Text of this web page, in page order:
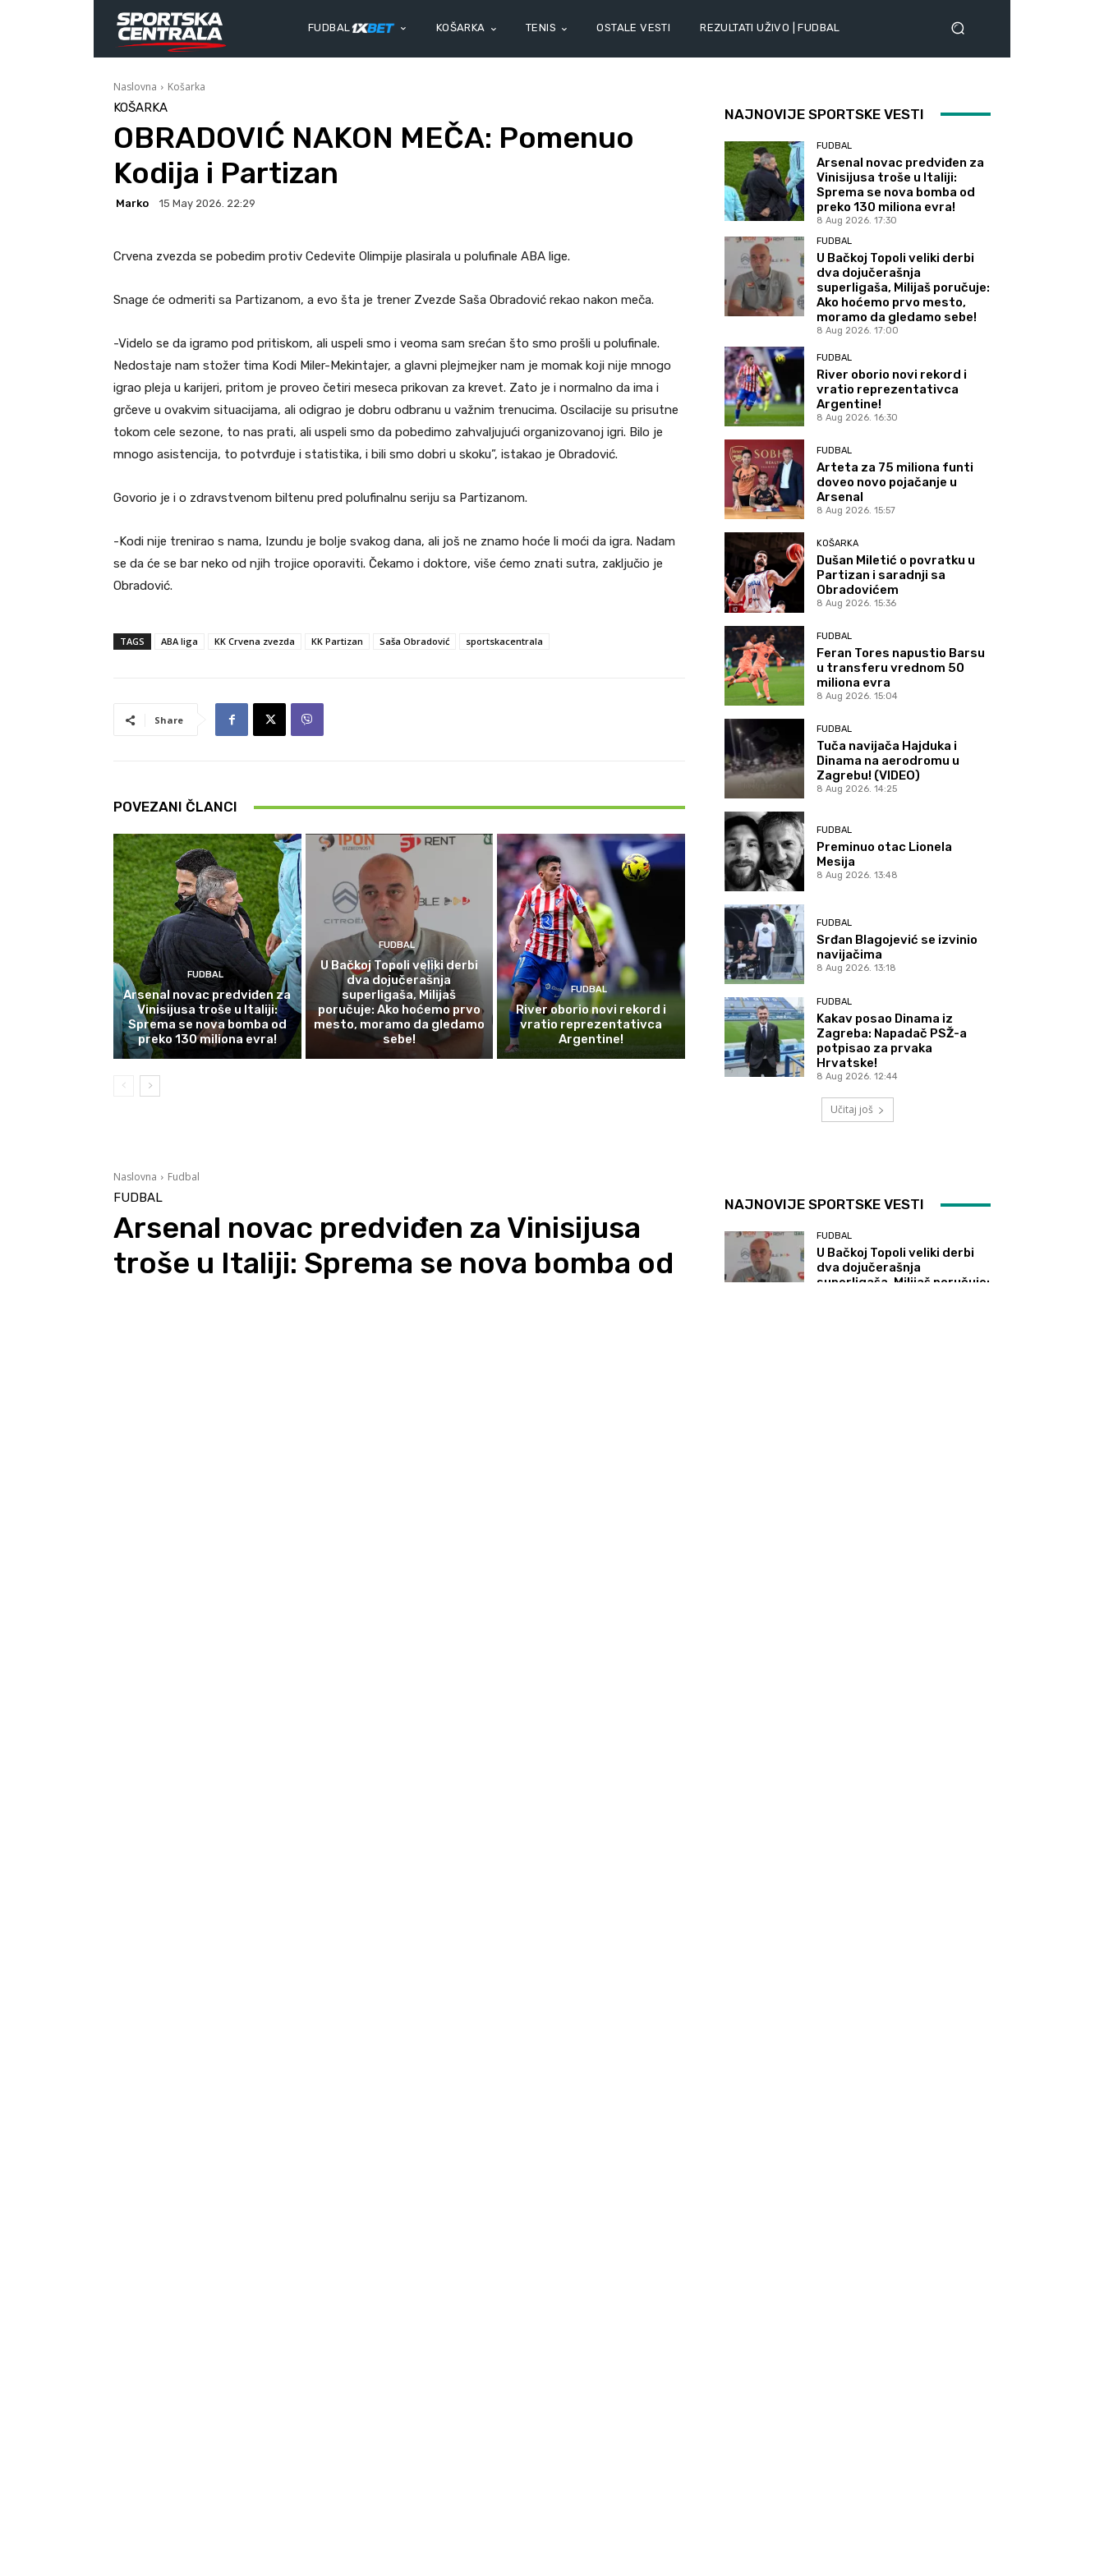
FUDBAL KOŠARKA TENIS OSTALE VESTI REZULTATI UŽIVO | FUDBAL
Naslovna Košarka
KOŠARKA
OBRADOVIĆ NAKON MEČA: Pomenuo
Kodija i Partizan
Marko 15 May 2026. 22:29
Crvena zvezda se pobedim protiv Cedevite Olimpije plasirala u polufinale ABA lige.
Snage će odmeriti sa Partizanom, a evo šta je trener Zvezde Saša Obradović rekao nakon meča.
-Videlo se da igramo pod pritiskom, ali uspeli smo i veoma sam srećan što smo prošli u polufinale.
Nedostaje nam stožer tima Kodi Miler-Mekintajer, a glavni plejmejker nam je momak koji nije mnogo
igrao pleja u karijeri, pritom je proveo četiri meseca prikovan za krevet. Zato je i normalno da ima i
grčeve u ovakvim situacijama, ali odigrao je dobru odbranu u važnim trenucima. Oscilacije su prisutne
tokom cele sezone, to nas prati, ali uspeli smo da pobedimo zahvaljujući organizovanoj igri. Bilo je
mnogo asistencija, to potvrđuje i statistika, i bili smo dobri u skoku”, istakao je Obradović.
Govorio je i o zdravstvenom biltenu pred polufinalnu seriju sa Partizanom.
-Kodi nije trenirao s nama, Izundu je bolje svakog dana, ali još ne znamo hoće li moći da igra. Nadam
se da će se bar neko od njih trojice oporaviti. Čekamo i doktore, više ćemo znati sutra, zaključio je
Obradović.
TAGS ABA liga KK Crvena zvezda KK Partizan Saša Obradović sportskacentrala
Share
POVEZANI ČLANCI
FUDBAL
Arsenal novac predviđen za
Vinisijusa troše u Italiji:
Sprema se nova bomba od
preko 130 miliona evra!
FUDBAL
U Bačkoj Topoli veliki derbi
dva dojučerašnja
superligaša, Milijaš
poručuje: Ako hoćemo prvo
mesto, moramo da gledamo
sebe!
FUDBAL
River oborio novi rekord i
vratio reprezentativca
Argentine!
NAJNOVIJE SPORTSKE VESTI
FUDBAL
Arsenal novac predviđen za
Vinisijusa troše u Italiji:
Sprema se nova bomba od
preko 130 miliona evra!
8 Aug 2026. 17:30
FUDBAL
U Bačkoj Topoli veliki derbi
dva dojučerašnja
superligaša, Milijaš poručuje:
Ako hoćemo prvo mesto,
moramo da gledamo sebe!
8 Aug 2026. 17:00
FUDBAL
River oborio novi rekord i
vratio reprezentativca
Argentine!
8 Aug 2026. 16:30
FUDBAL
Arteta za 75 miliona funti
doveo novo pojačanje u
Arsenal
8 Aug 2026. 15:57
KOŠARKA
Dušan Miletić o povratku u
Partizan i saradnji sa
Obradovićem
8 Aug 2026. 15:36
FUDBAL
Feran Tores napustio Barsu
u transferu vrednom 50
miliona evra
8 Aug 2026. 15:04
FUDBAL
Tuča navijača Hajduka i
Dinama na aerodromu u
Zagrebu! (VIDEO)
8 Aug 2026. 14:25
FUDBAL
Preminuo otac Lionela
Mesija
8 Aug 2026. 13:48
FUDBAL
Srđan Blagojević se izvinio
navijačima
8 Aug 2026. 13:18
FUDBAL
Kakav posao Dinama iz
Zagreba: Napadač PSŽ-a
potpisao za prvaka
Hrvatske!
8 Aug 2026. 12:44
Učitaj još